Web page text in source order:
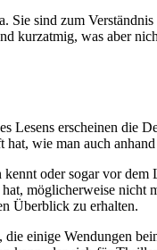
sind zum
kurzatmig, was aber
erscheinen die
wie man auch
oder sogar vor
möglicherweise
Überblick zu erhalten.
einige Wendungen